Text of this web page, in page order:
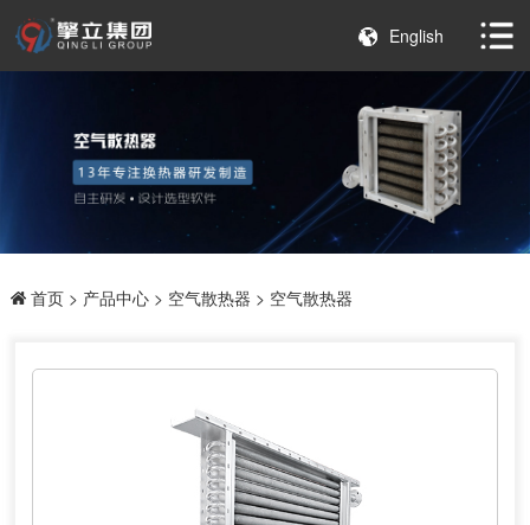
English
首页> 产品中心> 空气散热器 > 空气散热器